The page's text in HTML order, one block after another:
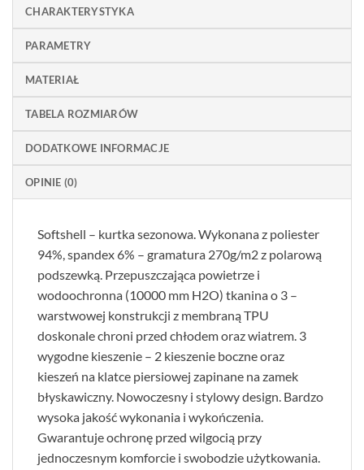
CHARAKTERYSTYKA
PARAMETRY
MATERIAŁ
TABELA ROZMIARÓW
DODATKOWE INFORMACJE
OPINIE (0)
Softshell – kurtka sezonowa. Wykonana z poliester
94%, spandex 6% – gramatura 270g/m2 z polarową
podszewką. Przepuszczająca powietrze i
wodoochronna (10000 mm H2O) tkanina o 3 –
warstwowej konstrukcji z membraną TPU
doskonale chroni przed chłodem oraz wiatrem. 3
wygodne kieszenie – 2 kieszenie boczne oraz
kieszeń na klatce piersiowej zapinane na zamek
błyskawiczny. Nowoczesny i stylowy design. Bardzo
wysoka jakość wykonania i wykończenia.
Gwarantuje ochronę przed wilgocią przy
jednoczesnym komforcie i swobodzie użytkowania.